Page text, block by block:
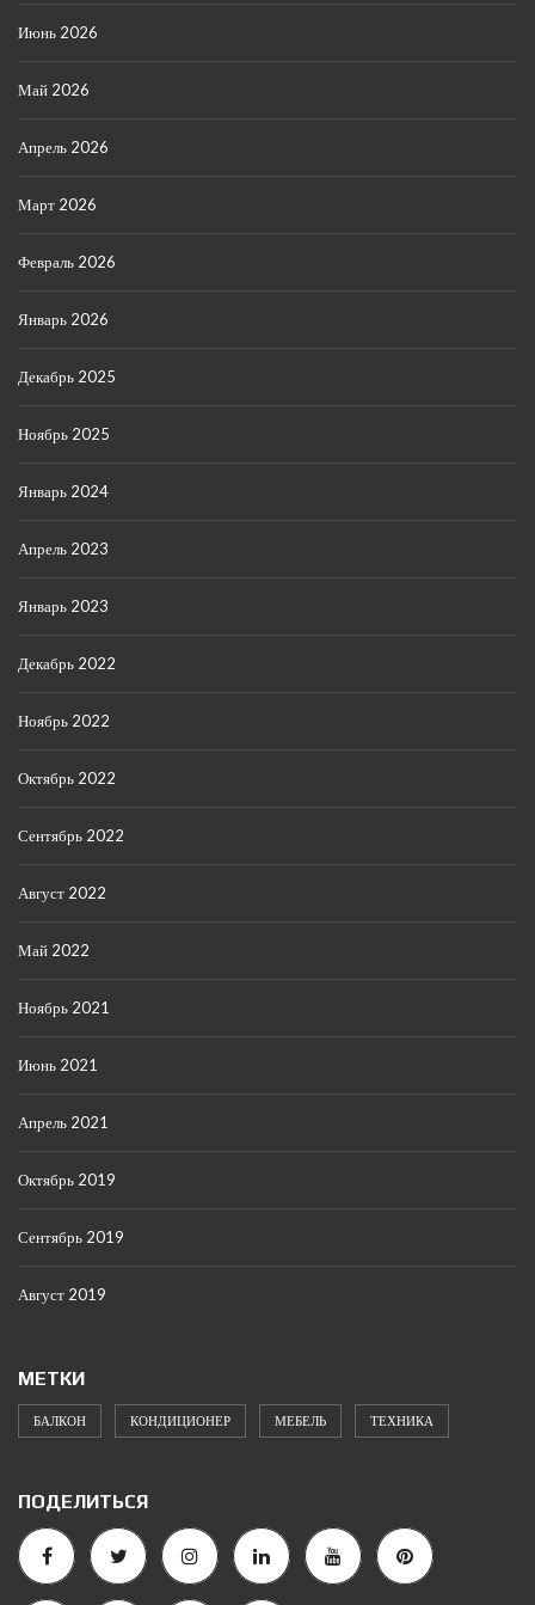
Июнь 2026
Май 2026
Апрель 2026
Март 2026
Февраль 2026
Январь 2026
Декабрь 2025
Ноябрь 2025
Январь 2024
Апрель 2023
Январь 2023
Декабрь 2022
Ноябрь 2022
Октябрь 2022
Сентябрь 2022
Август 2022
Май 2022
Ноябрь 2021
Июнь 2021
Апрель 2021
Октябрь 2019
Сентябрь 2019
Август 2019
МЕТКИ
БАЛКОН КОНДИЦИОНЕР МЕБЕЛЬ ТЕХНИКА
ПОДЕЛИТЬСЯ